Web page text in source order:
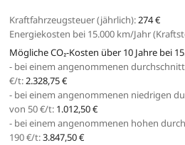
Kraftfahrzeugsteuer (jährlich):274 €
Energiekosten bei 15.000 km/Jahr
Mögliche CO₂-Kosten über 10 Jahre bei
- bei einem angenommenen
€/t:2.328,75 €
- bei einem angenommenen niedrigen
von 50 €/t: 1.012,50 €
- bei einem angenommenen hohen
190 €/t:3.847,50 €